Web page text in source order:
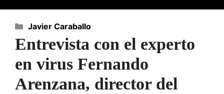
Entrevista con el experto
en virus Fernando
Arenzana, director del
Categorías
Javier Caraballo